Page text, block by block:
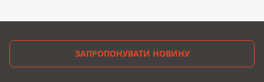
ЗАПРОПОНУВАТИ НОВИНУ